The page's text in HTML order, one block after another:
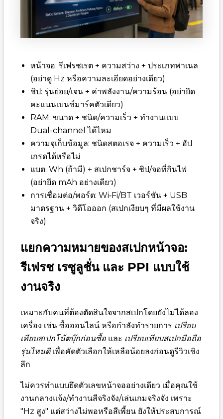
หน้าจอ: รีเฟรชเรต + ความสว่าง + ประเภทพาเนล
(อย่าดู Hz หรือความละเอียดอย่างเดียว)
ชิป: รุ่นย่อย/เจน + ค่าพลังงาน/ความร้อน (อย่ายึด
คะแนนเบนช์มาร์คตัวเดียว)
RAM: ขนาด + ชนิด/ความเร็ว + ทำงานแบบ
Dual-channel ได้ไหม
ความจุเก็บข้อมูล: ชนิดสตอเรจ + ความเร็ว + อัป
เกรดได้หรือไม่
แบต: Wh (ถ้ามี) + สเปกชาร์จ + ชิป/จอที่กินไฟ
(อย่ายึด mAh อย่างเดียว)
การเชื่อมต่อ/พอร์ต: Wi‑Fi/BT เวอร์ชัน + USB
มาตรฐาน + วิดีโอออก (สเปกเงียบๆ ที่มีผลใช้งาน
จริง)
แยกความหมายของสเปกหน้าจอ:
รีเฟรช เรซูลูชั่น และ PPI แบบใช้
งานจริง
เหมาะกับคนที่ต้องตัดสินใจจากสเปกโดยยังไม่ได้ลอง
เครื่อง เช่น ซื้อออนไลน์ หรือกำลังทำรายการ เปรียบ
เทียบสเปกโน้ตบุ๊กก่อนซื้อและ เปรียบเทียบสเปกมือถือ
รุ่นไหนดีเพื่อคัดตัวเลือกให้เหลือน้อยลงก่อนดูรีวิวเชิง
ลึก
ไม่ควรทำแบบยึดตัวเลขหน้าจออย่างเดียว เมื่อคุณใช้
งานกลางแจ้ง/ทำงานสีจริงจัง/เล่นเกมจริงจัง เพราะ
"Hz สูง" แต่สว่างไม่พอหรือสีเพี้ยน ยังให้ประสบการณ์